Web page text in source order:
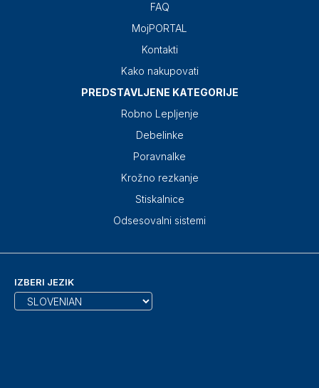
FAQ
MojPORTAL
Kontakti
Kako nakupovati
PREDSTAVLJENE KATEGORIJE
Robno Lepljenje
Debelinke
Poravnalke
Krožno rezkanje
Stiskalnice
Odsesovalni sistemi
IZBERI JEZIK